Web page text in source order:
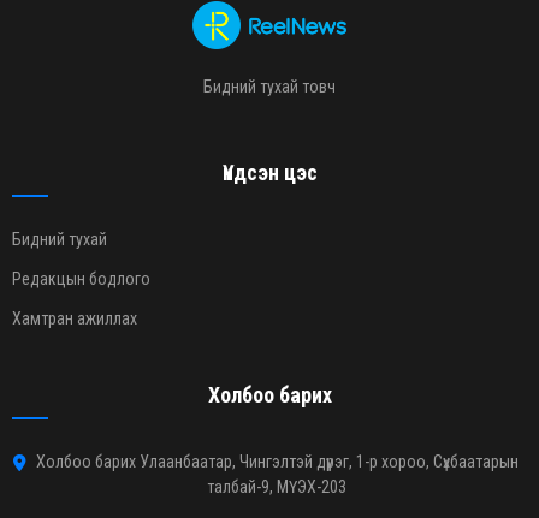
Бидний тухай товч
Үндсэн цэс
Бидний тухай
Редакцын бодлого
Хамтран ажиллах
Холбоо барих
Холбоо барих Улаанбаатар, Чингэлтэй дүүрэг, 1-р хороо, Сүхбаатарын
талбай-9, МҮЭХ-203